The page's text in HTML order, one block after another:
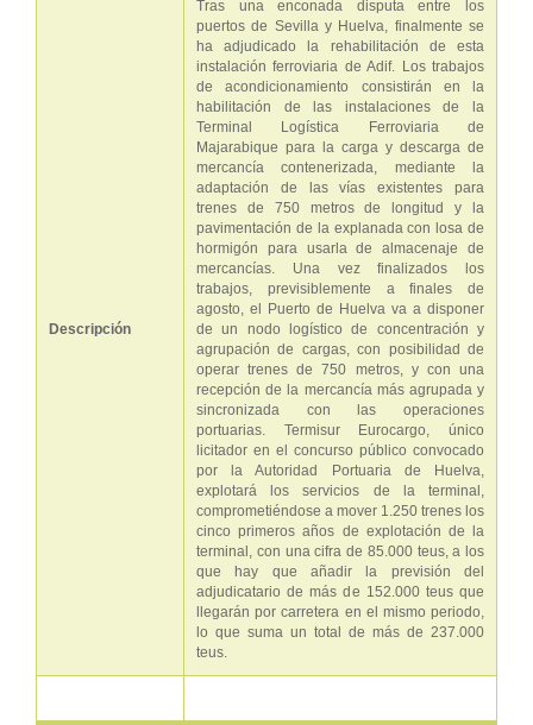
Descripción
Tras una enconada disputa entre los
puertos de Sevilla y Huelva, finalmente se
ha adjudicado la rehabilitación de esta
instalación ferroviaria de Adif. Los trabajos
de acondicionamiento consistirán en la
habilitación de las instalaciones de la
Terminal Logística Ferroviaria de
Majarabique para la carga y descarga de
mercancía contenerizada, mediante la
adaptación de las vías existentes para
trenes de 750 metros de longitud y la
pavimentación de la explanada con losa de
hormigón para usarla de almacenaje de
mercancías. Una vez finalizados los
trabajos, previsiblemente a finales de
agosto, el Puerto de Huelva va a disponer
de un nodo logístico de concentración y
agrupación de cargas, con posibilidad de
operar trenes de 750 metros, y con una
recepción de la mercancía más agrupada y
sincronizada con las operaciones
portuarias. Termisur Eurocargo, único
licitador en el concurso público convocado
por la Autoridad Portuaria de Huelva,
explotará los servicios de la terminal,
comprometiéndose a mover 1.250 trenes los
cinco primeros años de explotación de la
terminal, con una cifra de 85.000 teus, a los
que hay que añadir la previsión del
adjudicatario de más de 152.000 teus que
llegarán por carretera en el mismo periodo,
lo que suma un total de más de 237.000
teus.